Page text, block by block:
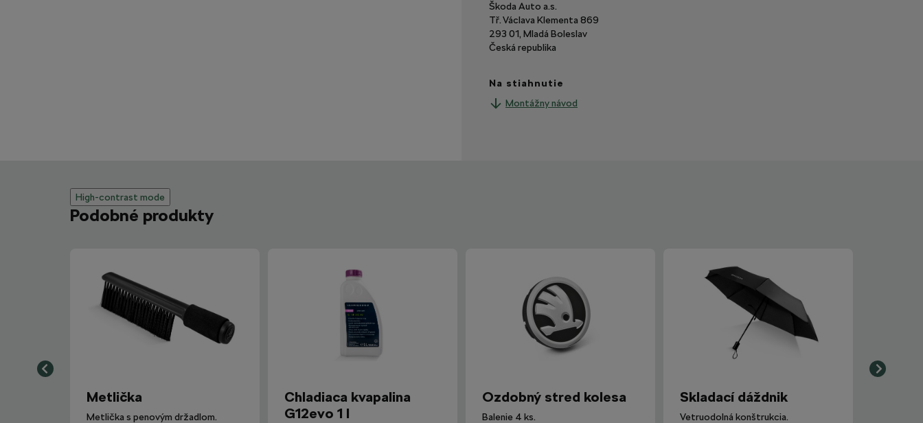
Škoda Auto a.s.
Tř. Václava Klementa 869
293 01, Mladá Boleslav
Česká republika
Na stiahnutie
Montážny návod
High-contrast mode
Podobné produkty
Metlička
Metlička s penovým držadlom.
Chladiaca kvapalina
G12evo 1 l
Ozdobný stred kolesa
Balenie 4 ks.
Skladací dáždnik
Vetruodolná konštrukcia.